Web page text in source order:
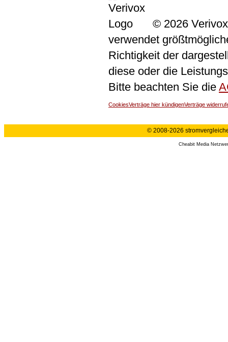
© 2026
verwendet
Richtigkeit der
diese oder die
Bitte beachten Sie die
CookiesVerträge hier kündigenVerträge
© 2008-2026
Cheabit Media